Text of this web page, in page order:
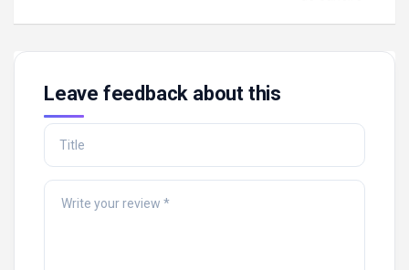
Leave feedback about this